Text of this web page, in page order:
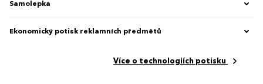
Samolepka
Ekonomický potisk reklamních předmětů
Více o technologiích potisku